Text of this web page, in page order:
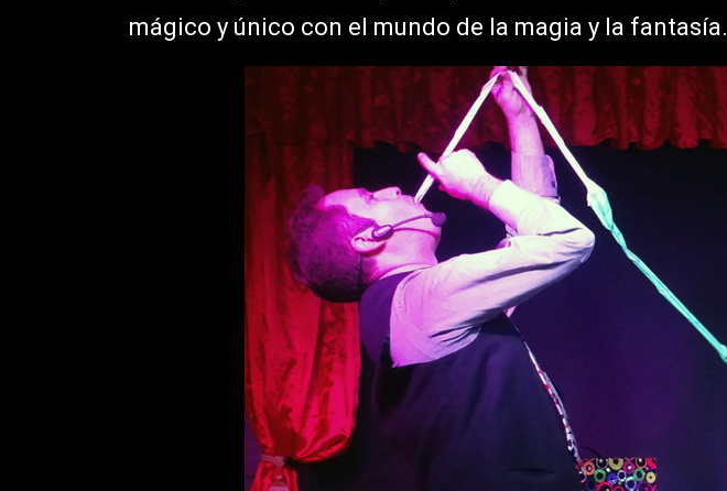
mágico y único con el mundo de la magia y la fantasía.